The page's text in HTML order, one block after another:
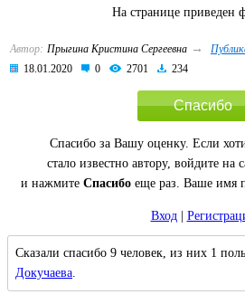
На странице приведен
Автор: Прыгина Кристина Сергеевна →
18.01.2020
0 2701 234
Спасибо
Спасибо за Вашу оценку. Если
стало известно автору, войдите на
и нажмите Спасибоеще раз. Ваше имя
Вход|
Сказали спасибо 9 человек, из них 1
Докучаева